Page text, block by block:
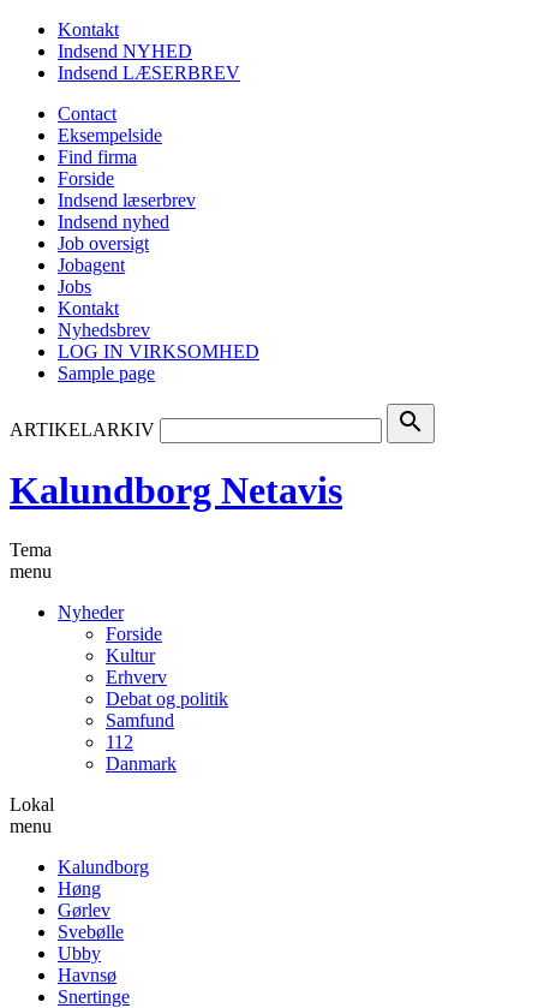
Kontakt
Indsend NYHED
Indsend LÆSERBREV
Contact
Eksempelside
Find firma
Forside
Indsend læserbrev
Indsend nyhed
Job oversigt
Jobagent
Jobs
Kontakt
Nyhedsbrev
LOG IN VIRKSOMHED
Sample page
ARTIKELARKIV search
Kalundborg Netavis
Tema
menu
Nyheder
Forside
Kultur
Erhverv
Debat og politik
Samfund
112
Danmark
Lokal
menu
Kalundborg
Høng
Gørlev
Svebølle
Ubby
Havnsø
Snertinge